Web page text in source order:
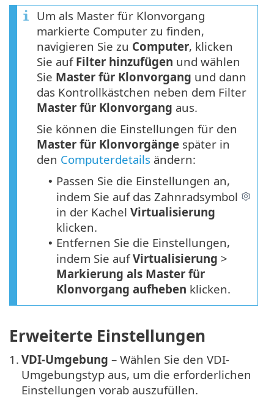
Um als Master für Klonvorgang
markierte Computer zu finden,
navigieren Sie zu Computer, klicken
Sie auf Filter hinzufügen und wählen
Sie Master für Klonvorgang und dann
das Kontrollkästchen neben dem Filter
Master für Klonvorgang aus.
Sie können die Einstellungen für den
Master für Klonvorgänge später in
den Computerdetails ändern:
• Passen Sie die Einstellungen an,
indem Sie auf das Zahnradsymbol
in der Kachel Virtualisierung
klicken.
• Entfernen Sie die Einstellungen,
indem Sie aufVirtualisierung >
Markierung als Master für
Klonvorgang aufheben klicken.
Erweiterte Einstellungen
1. VDI-Umgebung – Wählen Sie den VDI-
Umgebungstyp aus, um die erforderlichen
Einstellungen vorab auszufüllen.